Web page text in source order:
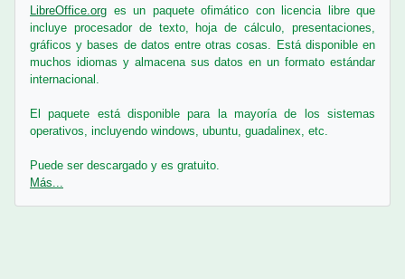
LibreOffice.org es un paquete ofimático con licencia libre que
incluye procesador de texto, hoja de cálculo, presentaciones,
gráficos y bases de datos entre otras cosas. Está disponible en
muchos idiomas y almacena sus datos en un formato estándar
internacional.
El paquete está disponible para la mayoría de los sistemas
operativos, incluyendo windows , ubuntu, guadalinex, etc.
Puede ser descargado y es gratuito.
Más...